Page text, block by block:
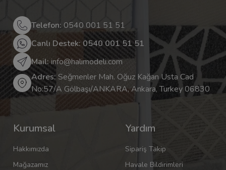
Telefon: 0540 001 51 51
Canlı Destek: 0540 001 51 51
Mail:info@halimodeli.com
Adres: Seğmenler Mah. Oğuz Kağan Usta Cad
No:57/A Gölbaşı/ANKARA, Ankara, Turkey 06830
Kurumsal
Hakkımızda
Mağazamız
Yardım
Sipariş Takip
Havale Bildirimleri